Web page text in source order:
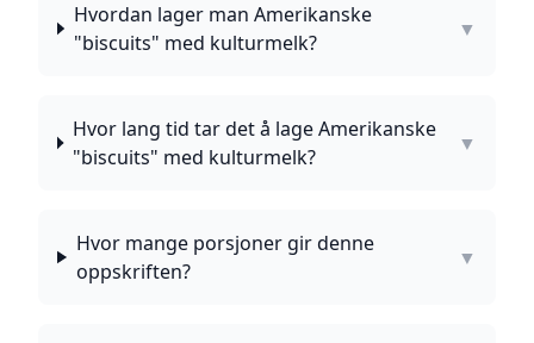
Hvordan lager man Amerikanske
"biscuits" med kulturmelk?
▼
Hvor lang tid tar det å lage Amerikanske
"biscuits" med kulturmelk?
▼
Hvor mange porsjoner gir denne
oppskriften?
▼